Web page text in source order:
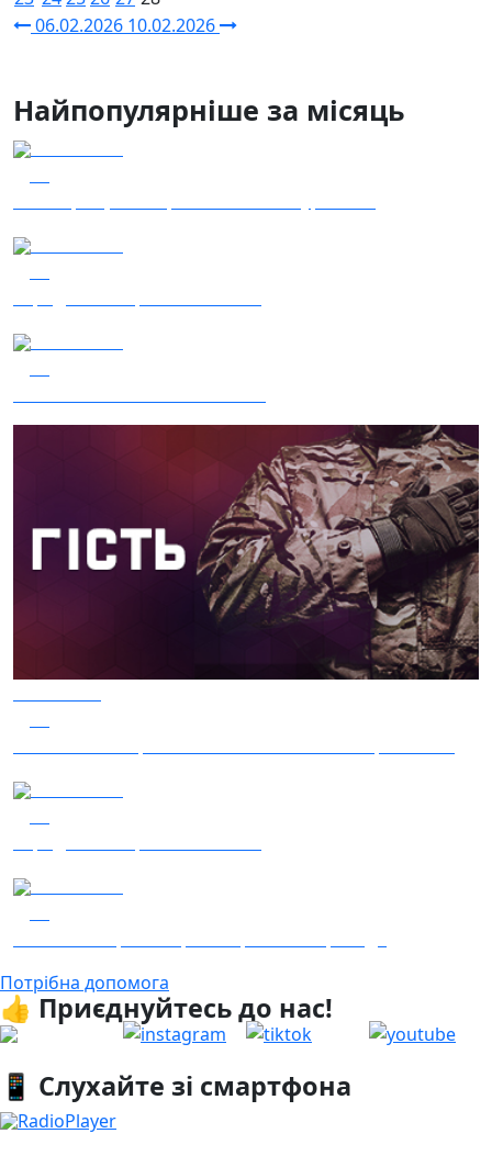
06.02.2026 10.02.2026
Найпопулярніше за місяць
Потрібна допомога
👍 Приєднуйтесь до нас!
📱 Слухайте зі смартфона
RadioPlayer